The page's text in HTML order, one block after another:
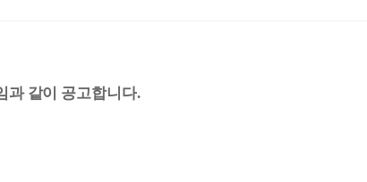
과 같이 공고합니다.